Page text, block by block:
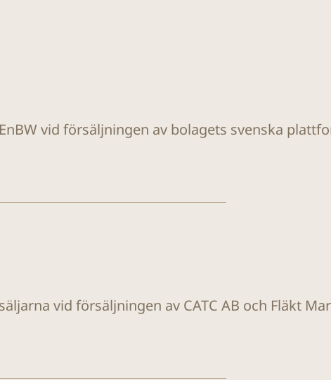
vid försäljningen av bolagets svenska
vid försäljningen av CATC AB och Fläkt